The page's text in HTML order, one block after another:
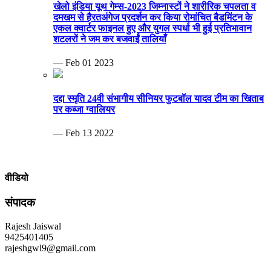
खेलो इंडिया यूथ गेम्स-2023 जिम्नास्टों ने शारीरिक चपलता व
दमखम से हैरतअंगेज प्रदर्शन कर किया रोमांचित बैडमिंटन के
एकल क्वार्टर फाइनल हुए और युगल स्पर्धा भी हुई प्रतिभावान
शटलरों ने जम कर बजवाईं तालियाँ
— Feb 01 2023
दद्दा स्मृति 24वी संभागीय सीनियर फुटबॉल यादव टीम का खिताब
पर कब्जा ग्वालियर
— Feb 13 2022
वीडियो
संपादक
Rajesh Jaiswal
9425401405
rajeshgwl9@gmail.com